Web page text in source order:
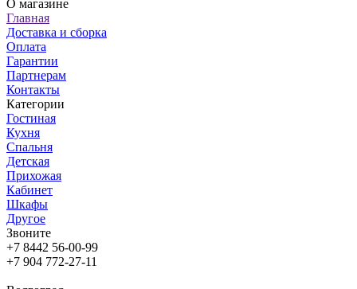
О магазине
Главная
Доставка и сборка
Оплата
Гарантии
Партнерам
Контакты
Категории
Гостиная
Кухня
Спальня
Детская
Прихожая
Кабинет
Шкафы
Другое
Звоните
+7 8442 56-00-99
+7 904 772-27-11